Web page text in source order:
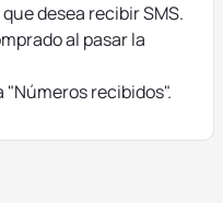
desea recibir SMS.
al pasar la
"Números recibidos".